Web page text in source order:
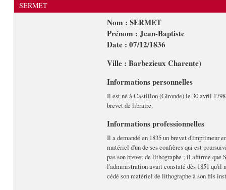
SERMET
Nom : SERMET
Prénom : Jean-Baptiste
Date : 07/12/1836
Ville : Barbezieux Charente)
Informations personnelles
Il est né à Castillon (Gironde) le 30 avril
brevet de libraire.
Informations professionnelles
Il a demandé en 1835 un brevet d'imprimeur
matériel d'un de ses confrères qui est
pas son brevet de lithographe ; il affirme
l'administration avait constaté dès 1851
cédé son matériel de lithographe à son fils